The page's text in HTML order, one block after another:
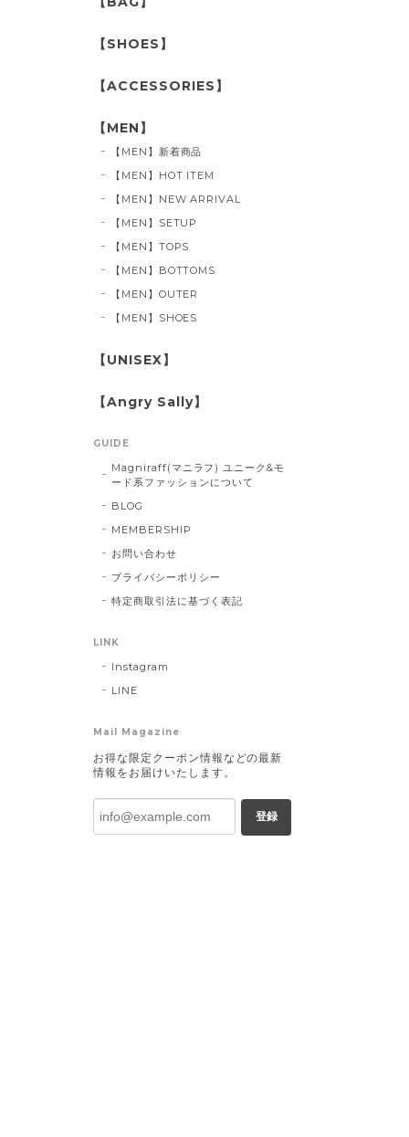
【SHOES】
【ACCESSORIES】
【MEN】
【MEN】新着商品
【MEN】HOT ITEM
【MEN】NEW ARRIVAL
【MEN】SETUP
【MEN】TOPS
【MEN】BOTTOMS
【MEN】OUTER
【MEN】SHOES
【UNISEX】
【Angry Sally】
GUIDE
Magniraff(マニラフ) ユニーク&モ
ード系ファッションについて
BLOG
MEMBERSHIP
お問い合わせ
プライバシーポリシー
特定商取引法に基づく表記
LINK
Instagram
LINE
Mail Magazine
お得な限定クーポン情報などの最新
情報をお届けいたします。
登録